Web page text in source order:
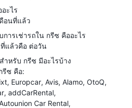
ะไร
อนที่แล้ว
ารเช่ารถใน กรีซ คืออะไร
ที่แล้วคือ ต่อวัน
ำหรับ กรีซ มีอะไรบ้าง
รีซ คือ:
Europcar Avis Alamo OtoQ
addCarRental
Car Rental